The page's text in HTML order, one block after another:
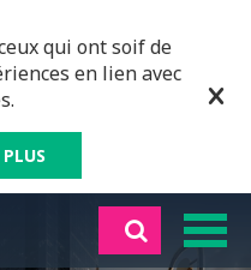
qui ont soif de
en lien avec